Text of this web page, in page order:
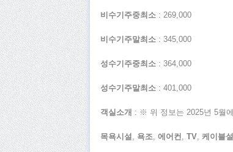
비수기주중최소 : 269,000
비수기주말최소 : 345,000
성수기주중최소 : 364,000
성수기주말최소 : 401,000
객실소개 : ※ 위 정보는 2025년 5월
목욕시설 , 욕조, 에어컨, TV, 케이블설